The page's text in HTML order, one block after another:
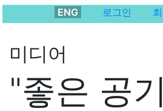
ENG 로그인
미디어
"좋은 공